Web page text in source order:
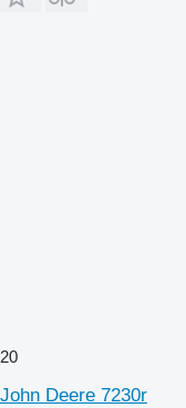
20
John Deere 7230r